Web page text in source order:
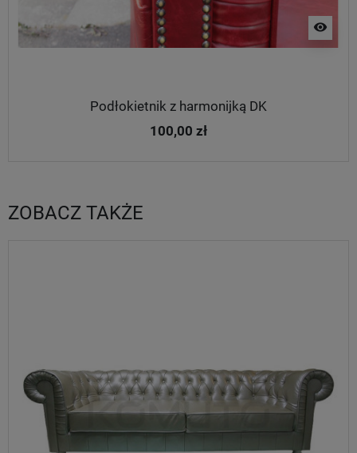
visibility
Podłokietnik z harmonijką DK
100,00 zł
ZOBACZ TAKŻE